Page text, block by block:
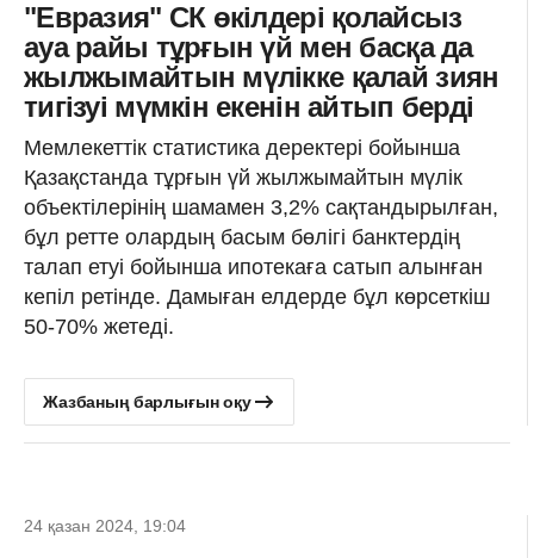
"Евразия" СК өкілдері қолайсыз
ауа райы тұрғын үй мен басқа да
жылжымайтын мүлікке қалай зиян
тигізуі мүмкін екенін айтып берді
Мемлекеттік статистика деректері бойынша
Қазақстанда тұрғын үй жылжымайтын мүлік
объектілерінің шамамен 3,2% сақтандырылған,
бұл ретте олардың басым бөлігі банктердің
талап етуі бойынша ипотекаға сатып алынған
кепіл ретінде. Дамыған елдерде бұл көрсеткіш
50-70% жетеді.
Жазбаның барлығын оқу
24 қазан 2024, 19:04